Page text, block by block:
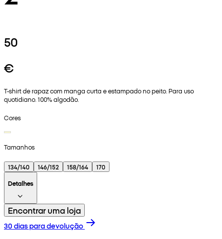
50
€
T-shirt de rapaz com manga curta e estampado no peito. Para uso
quotidiano. 100% algodão.
Cores
Tamanhos
134/140 146/152 158/164
170
Detalhes
Encontrar uma loja
30 dias para devolução